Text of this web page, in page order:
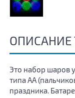
ОПИСАНИЕ
Это набор шаров
типа АА
праздника.